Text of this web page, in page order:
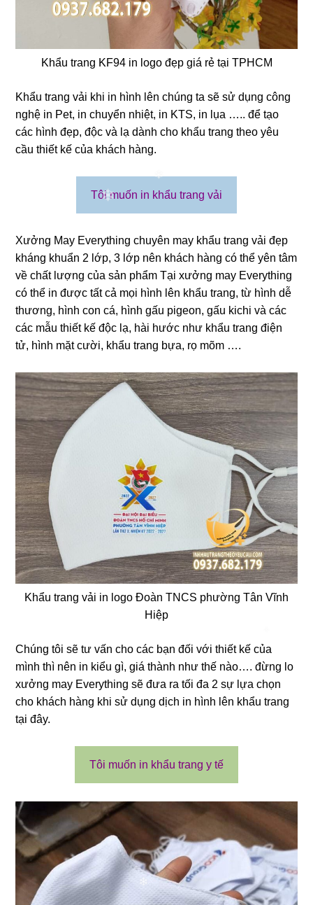
Khẩu trang KF94 in logo đẹp giá rẻ tại TPHCM
Khẩu trang vải khi in hình lên chúng ta sẽ sử dụng công
nghệ in Pet, in chuyển nhiệt, in KTS, in lụa ….. để tạo
các hình đẹp, độc và lạ dành cho khẩu trang theo yêu
cầu thiết kế của khách hàng.
Tôi muốn in khẩu trang vải
Xưởng May Everything chuyên may khẩu trang vải đẹp
kháng khuẩn 2 lớp, 3 lớp nên khách hàng có thể yên tâm
về chất lượng của sản phẩm Tại xưởng may Everything
có thể in được tất cả mọi hình lên khẩu trang, từ hình dễ
thương, hình con cá, hình gấu pigeon, gấu kichi và các
các mẫu thiết kế độc lạ, hài hước như khẩu trang điện
tử, hình mặt cười, khẩu trang bựa, rọ mõm ….
Khẩu trang vải in logo Đoàn TNCS phường Tân Vĩnh
Hiệp
Chúng tôi sẽ tư vấn cho các bạn đối với thiết kế của
mình thì nên in kiểu gì, giá thành như thế nào…. đừng lo
xưởng may Everything sẽ đưa ra tối đa 2 sự lựa chọn
cho khách hàng khi sử dụng dịch in hình lên khẩu trang
tại đây.
Tôi muốn in khẩu trang y tế
❄
❄